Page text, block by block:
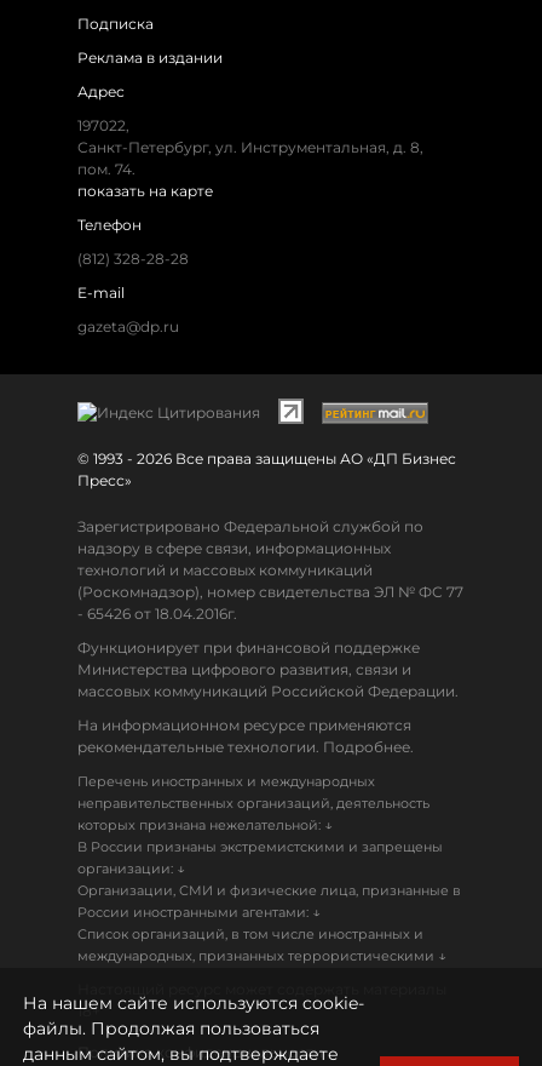
Подписка
Реклама в издании
Адрес
197022,
Санкт-Петербург, ул. Инструментальная, д. 8,
пом. 74.
показать на карте
Телефон
(812) 328-28-28
E-mail
gazeta@dp.ru
© 1993 - 2026 Все права защищены АО «ДП Бизнес
Пресс»
Зарегистрировано Федеральной службой по
надзору в сфере связи, информационных
технологий и массовых коммуникаций
(Роскомнадзор), номер свидетельства ЭЛ № ФС 77
- 65426 от 18.04.2016г.
Функционирует при финансовой поддержке
Министерства цифрового развития, связи и
массовых коммуникаций Российской Федерации.
На информационном ресурсе применяются
рекомендательные технологии. Подробнее.
Перечень иностранных и международных
неправительственных организаций, деятельность
которых признана нежелательной: ↓
В России признаны экстремистскими и запрещены
организации: ↓
Организации, СМИ и физические лица, признанные в
России иностранными агентами: ↓
Список организаций, в том числе иностранных и
международных, признанных террористическими ↓
18+
Политика конфиденциальности
На нашем сайте используются cookie-
файлы. Продолжая пользоваться
данным сайтом, вы подтверждаете